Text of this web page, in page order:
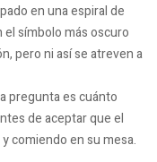
en una espiral de
símbolo más oscuro
pero ni así se atreven a
pregunta es cuánto
de aceptar que el
comiendo en su mesa.